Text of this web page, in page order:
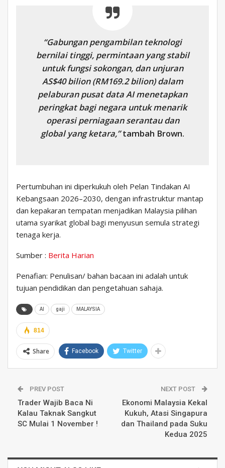
“Gabungan pengambilan teknologi
bernilai tinggi, permintaan yang stabil
untuk fungsi sokongan, dan unjuran
AS$40 bilion (RM169.2 bilion) dalam
pelaburan pusat data AI menetapkan
peringkat bagi negara untuk menarik
operasi perniagaan serantau dan
global yang ketara,”tambah Brown.
Pertumbuhan ini diperkukuh oleh Pelan Tindakan AI
Kebangsaan 2026–2030, dengan infrastruktur mantap
dan kepakaran tempatan menjadikan Malaysia pilihan
utama syarikat global bagi menyusun semula strategi
tenaga kerja.
Sumber : Berita Harian
Penafian: Penulisan/ bahan bacaan ini adalah untuk
tujuan pendidikan dan pengetahuan sahaja.
AI gaji MALAYSIA
814
Share Facebook Twitter
PREV POST
Trader Wajib Baca Ni
Kalau Taknak Sangkut
SC Mulai 1 November !
NEXT POST
Ekonomi Malaysia Kekal
Kukuh, Atasi Singapura
dan Thailand pada Suku
Kedua 2025